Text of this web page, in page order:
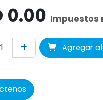
0.00 Impuestos
Agregar